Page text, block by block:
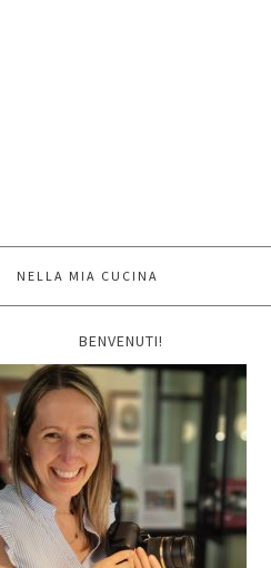
NELLA MIA CUCINA
BENVENUTI!